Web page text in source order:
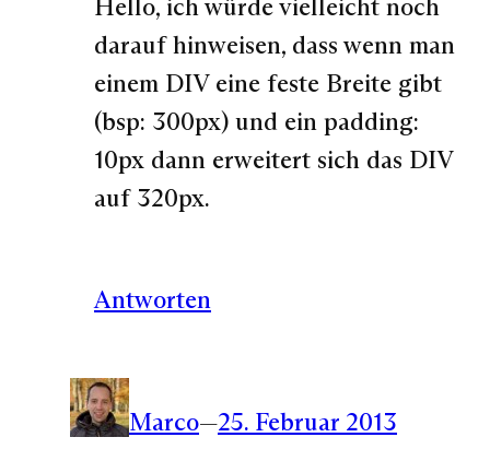
Hello, ich würde vielleicht noch
darauf hinweisen, dass wenn man
einem DIV eine feste Breite gibt
(bsp: 300px) und ein padding:
10px dann erweitert sich das DIV
auf 320px.
Antworten
Marco—25. Februar 2013